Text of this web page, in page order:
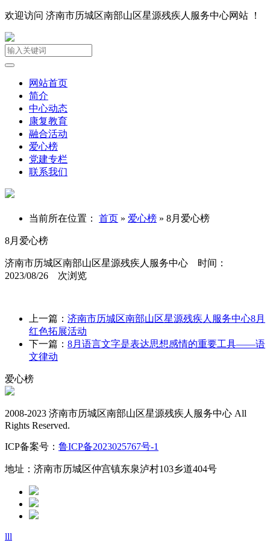
欢迎访问 济南市历城区南部山区星源残疾人服务中心网站 ！
网站首页
简介
中心动态
康复教育
融合活动
爱心榜
党建专栏
联系我们
当前所在位置： 首页 » 爱心榜 » 8月爱心榜
8月爱心榜
济南市历城区南部山区星源残疾人服务中心 时间：
2023/08/26 次浏览
上一篇： 济南市历城区南部山区星源残疾人服务中心8月
红色拓展活动
下一篇： 8月语言文字是表达思想感情的重要工具——语
文律动
爱心榜
2008-2023 济南市历城区南部山区星源残疾人服务中心 All
Rights Reserved.
ICP备案号： 鲁ICP备2023025767号-1
地址：济南市历城区仲宫镇东泉泸村103乡道404号
lll